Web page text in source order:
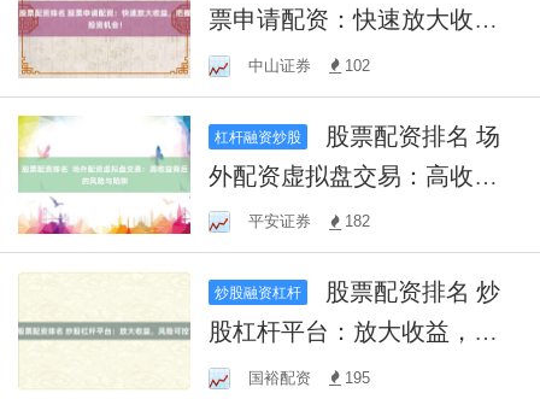
票申请配资：快速放大收
益，把握投资机会！
中山证券 102
杠杆融资炒股
外配资虚拟盘交易：高收益
背后的风险与陷阱
平安证券 182
炒股融资杠杆
股杠杆平台：放大收益，风
险可控？
国裕配资 195